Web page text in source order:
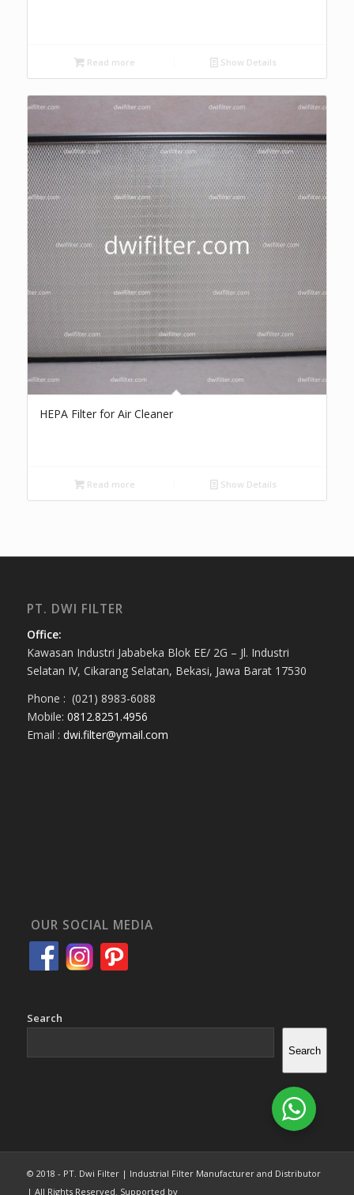
Read more Show Details
HEPA Filter for Air Cleaner
Read more Show Details
PT. DWI FILTER
Office:
Kawasan Industri Jababeka Blok EE/ 2G – Jl. Industri
Selatan IV, Cikarang Selatan, Bekasi, Jawa Barat 17530
Phone : (021) 8983-6088
Mobile: 0812.8251.4956
Email : dwi.filter@ymail.com
OUR SOCIAL MEDIA
Search
Search
© 2018 - PT. Dwi Filter | Industrial Filter Manufacturer and Distributor
| All Rights Reserved. Supported by